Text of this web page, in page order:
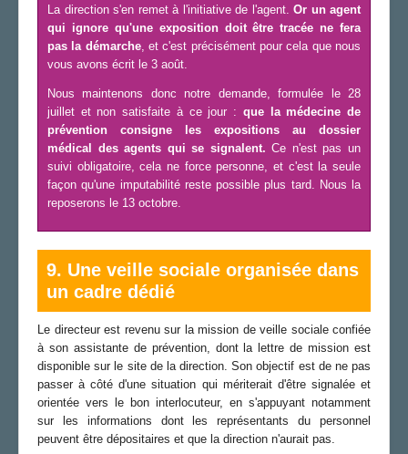
La direction s'en remet à l'initiative de l'agent. Or un agent
qui ignore qu'une exposition doit être tracée ne fera
pas la démarche, et c'est précisément pour cela que nous
vous avons écrit le 3 août.
Nous maintenons donc notre demande, formulée le 28
juillet et non satisfaite à ce jour : que la médecine de
prévention consigne les expositions au dossier
médical des agents qui se signalent. Ce n'est pas un
suivi obligatoire, cela ne force personne, et c'est la seule
façon qu'une imputabilité reste possible plus tard. Nous la
reposerons le 13 octobre.
9. Une veille sociale organisée dans
un cadre dédié
Le directeur est revenu sur la mission de veille sociale confiée
à son assistante de prévention, dont la lettre de mission est
disponible sur le site de la direction. Son objectif est de ne pas
passer à côté d'une situation qui mériterait d'être signalée et
orientée vers le bon interlocuteur, en s'appuyant notamment
sur les informations dont les représentants du personnel
peuvent être dépositaires et que la direction n'aurait pas.